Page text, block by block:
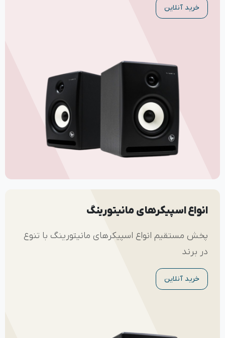
خرید آنلاین
انواع اسپیکرهای مانیتورینگ
پخش مستقیم انواع اسپیکرهای مانیتورینگ با تنوع
در برند
خرید آنلاین